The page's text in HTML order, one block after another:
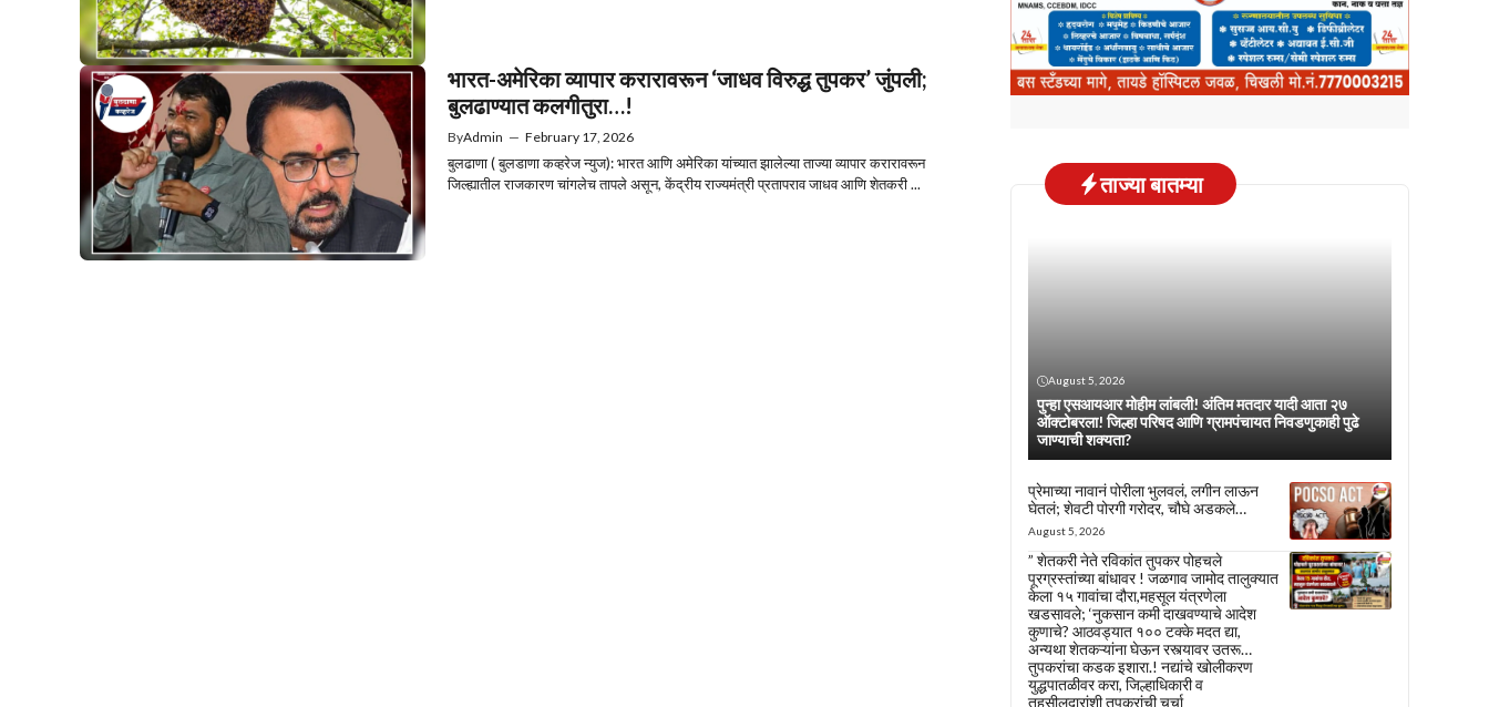
भारत-अमेरिका व्यापार करारावरून ‘जाधव विरुद्ध तुपकर’ जुंपली;
बुलढाण्यात कलगीतुरा…!
ByAdmin — February 17, 2026
बुलढाणा ( बुलडाणा कव्हरेज न्युज): भारत आणि अमेरिका यांच्यात झालेल्या ताज्या व्यापार करारावरून
जिल्ह्यातील राजकारण चांगलेच तापले असून, केंद्रीय राज्यमंत्री प्रतापराव जाधव आणि शेतकरी ...
ताज्या बातम्या
August 5, 2026
पुन्हा एसआयआर मोहीम लांबली! अंतिम मतदार यादी आता २७
ऑक्टोबरला! जिल्हा परिषद आणि ग्रामपंचायत निवडणुकाही पुढे
जाण्याची शक्यता?
प्रेमाच्या नावानं पोरीला भुलवलं, लगीन लाऊन
घेतलं; शेवटी पोरगी गरोदर, चौघे अडकले…
August 5, 2026
” शेतकरी नेते रविकांत तुपकर पोहचले
पूरग्रस्तांच्या बांधावर ! जळगाव जामोद तालुक्यात
केला १५ गावांचा दौरा,महसूल यंत्रणेला
खडसावले; ‘नुकसान कमी दाखवण्याचे आदेश
कुणाचे? आठवड्यात १०० टक्के मदत द्या,
अन्यथा शेतकऱ्यांना घेऊन रस्त्यावर उतरू…
तुपकरांचा कडक इशारा.! नद्यांचे खोलीकरण
युद्धपातळीवर करा, जिल्हाधिकारी व
तहसीलदारांशी तुपकरांची चर्चा